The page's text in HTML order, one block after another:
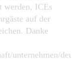
werden, ICEs
auf der
Danke
unternehmen/